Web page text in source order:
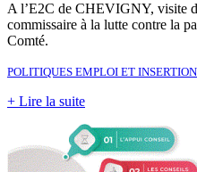
A l’E2C de CHEVIGNY, visite
commissaire à la lutte contre la
Comté.
POLITIQUES EMPLOI ET INSERTION
+ Lire la suite